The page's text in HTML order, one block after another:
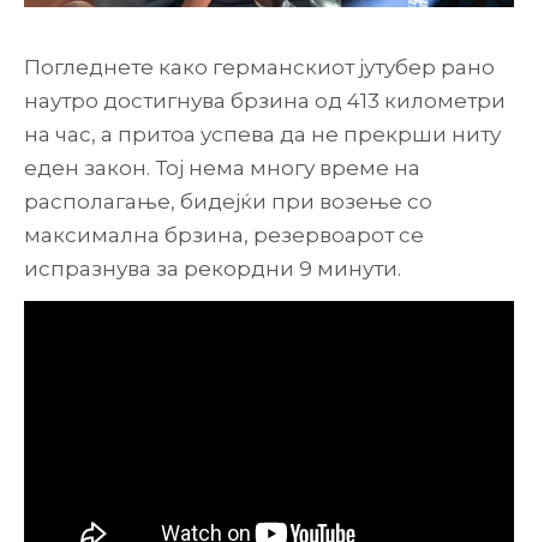
Погледнете како германскиот јутубер рано
наутро достигнува брзина од 413 километри
на час, а притоа успева да не прекрши ниту
еден закон. Тој нема многу време на
располагање, бидејќи при возење со
максимална брзина, резервоарот се
испразнува за рекордни 9 минути.